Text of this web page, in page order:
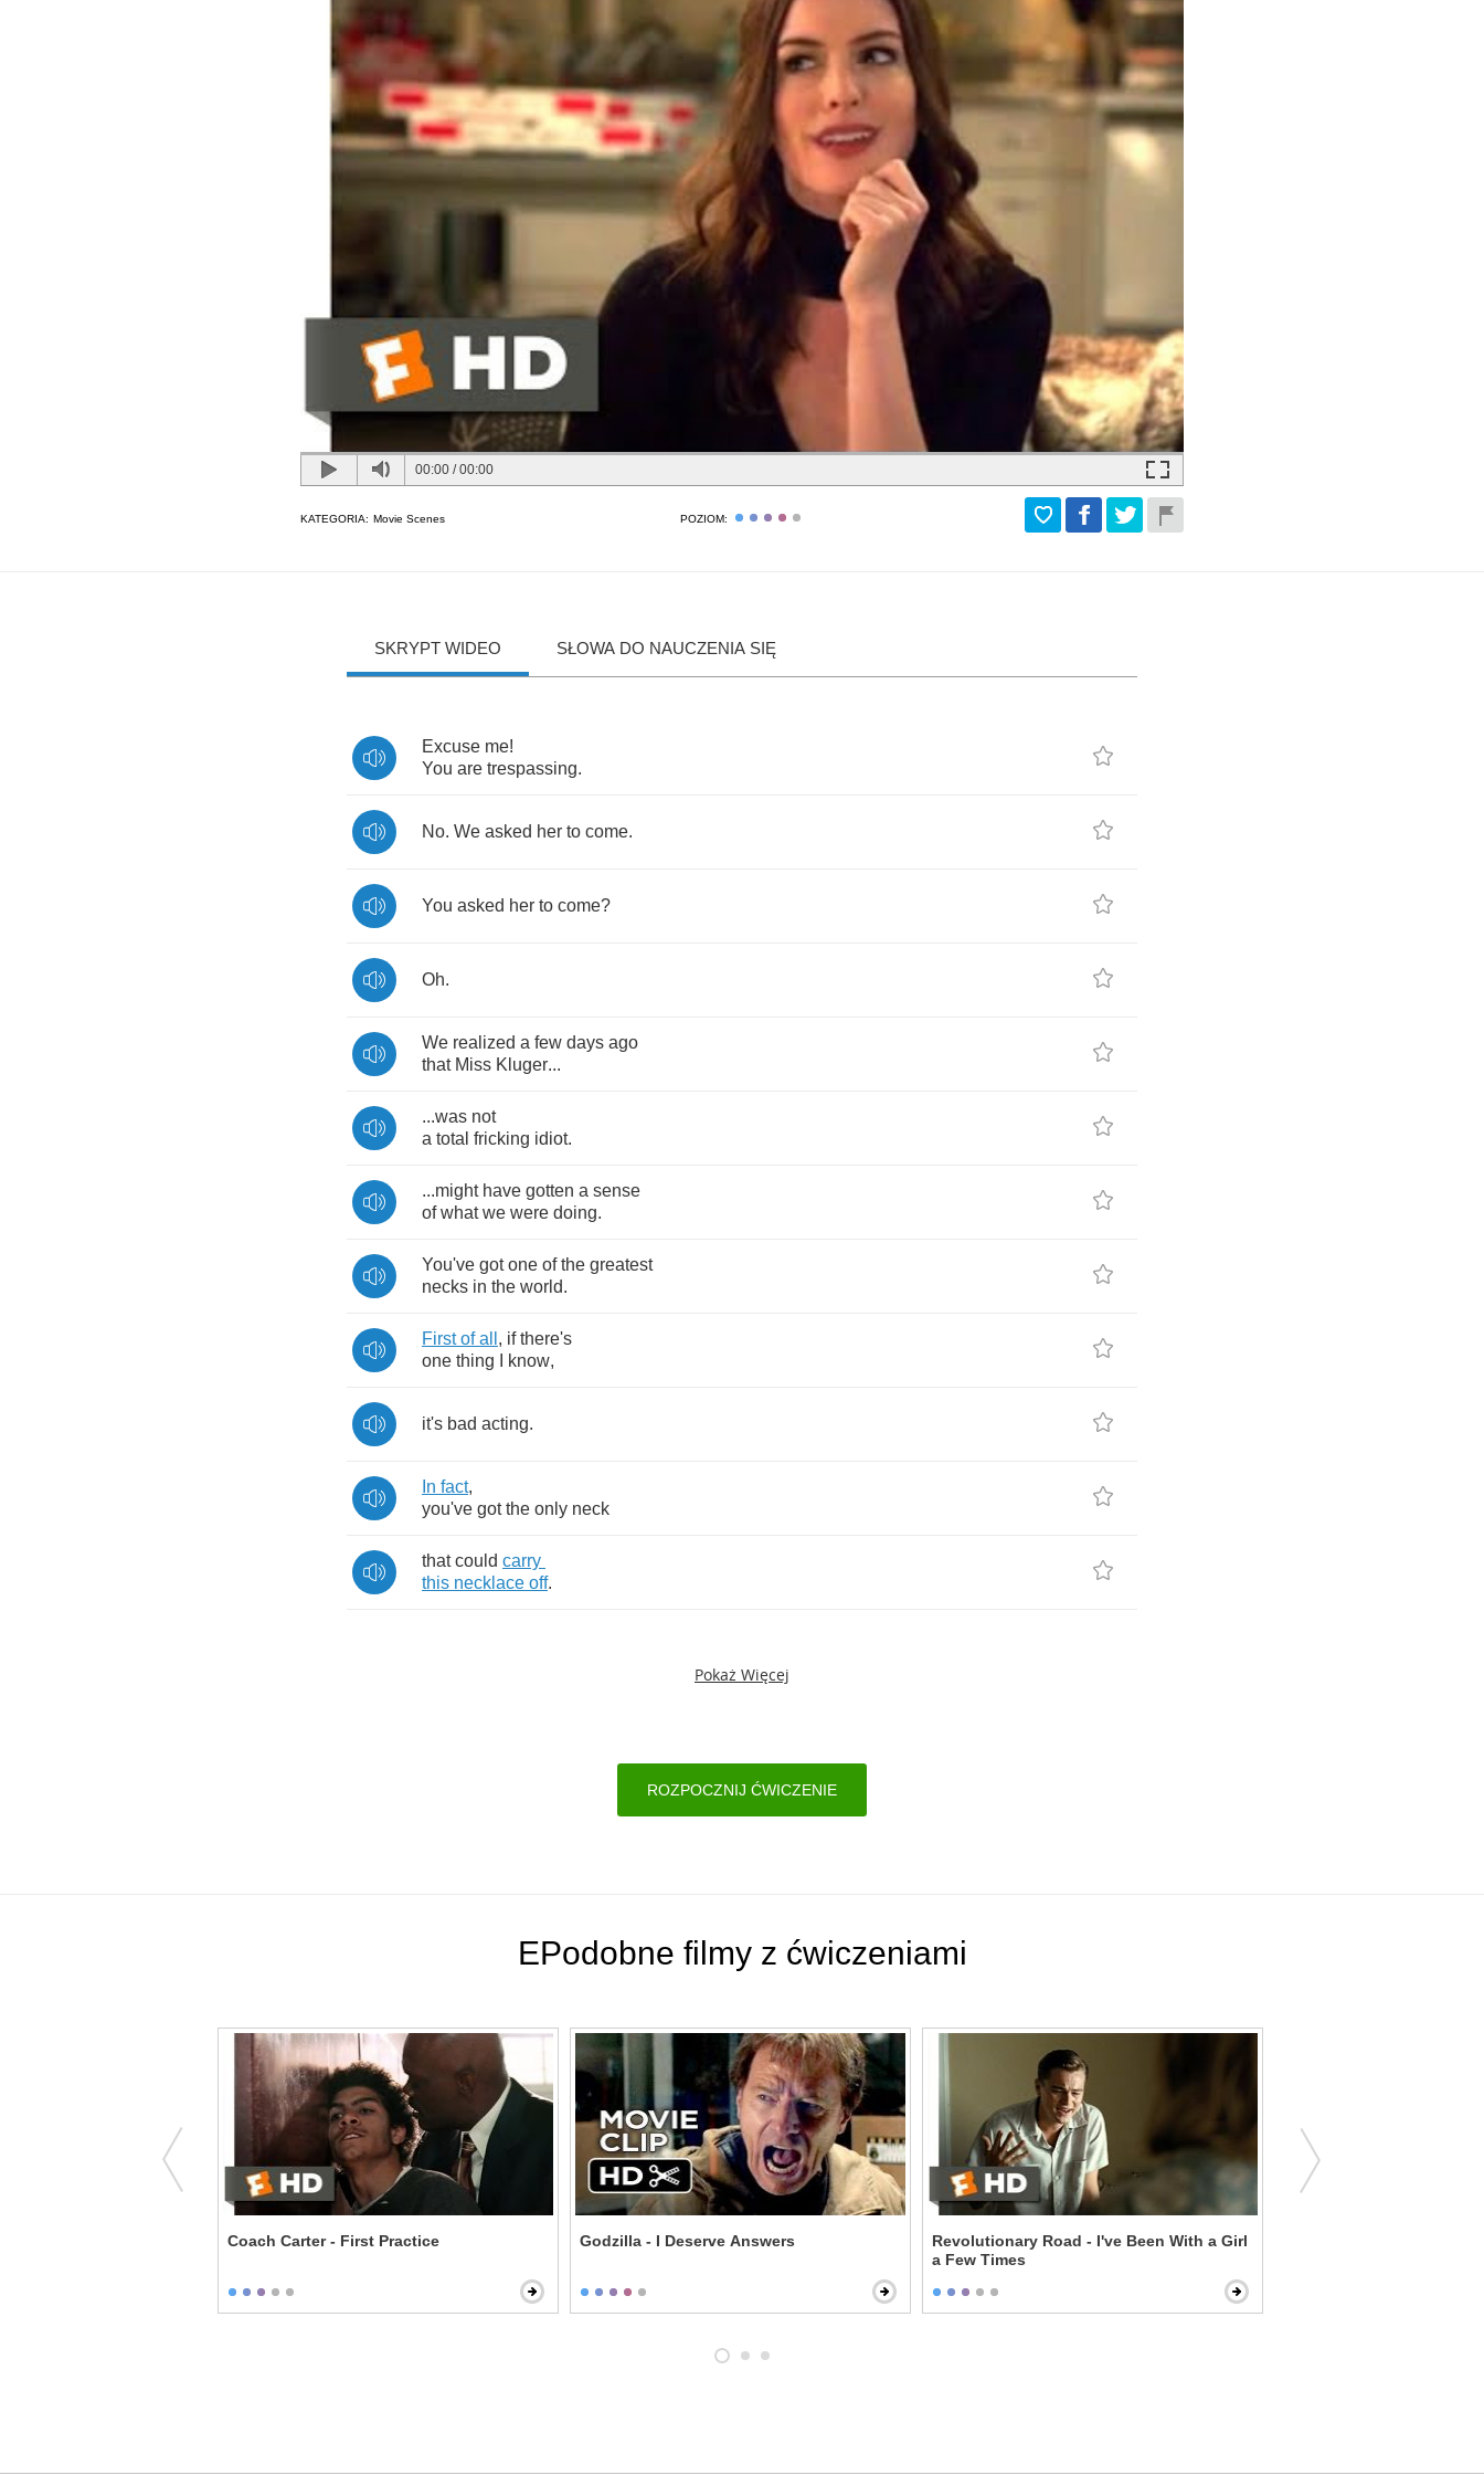
00:00 /00:00
KATEGORIA: Movie Scenes POZIOM:
SKRYPT WIDEO SŁOWA DO NAUCZENIA SIĘ
Excuse me!
You are trespassing.
No. We asked her to come.
You asked her to come?
Oh.
We realized a few days ago
that Miss Kluger...
...was not
a total fricking idiot.
...might have gotten a sense
of what we were doing.
You've got one of the greatest
necks in the world.
First of all , if there's
one thing know,
it's bad acting.
In fact,
you've got the only neck
that could carry
this necklace off.
Pokaż Więcej
ROZPOCZNIJ ĆWICZENIE
EPodobne filmy z ćwiczeniami
Coach Carter - First Practice Godzilla - I Deserve Answers
Revolutionary Road - I've Been With a Girl
a Few Times